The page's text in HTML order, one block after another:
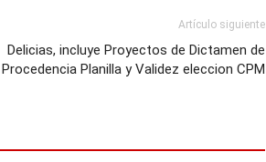
Artículo siguiente
Delicias, incluye Proyectos de Dictamen de
Procedencia Planilla y Validez eleccion CPM